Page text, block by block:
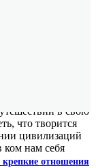
в свою
что творится
цивилизаций
ком нам себя
крепкие отношения